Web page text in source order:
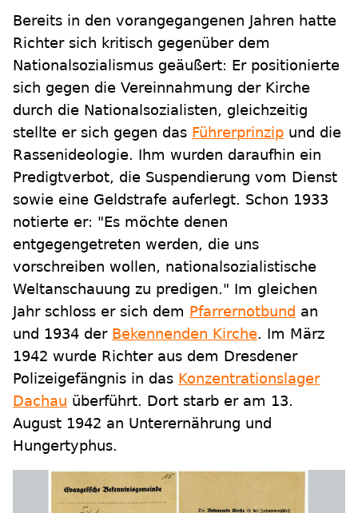
Bereits in den vorangegangenen Jahren hatte
Richter sich kritisch gegenüber dem
Nationalsozialismus geäußert: Er positionierte
sich gegen die Vereinnahmung der Kirche
durch die Nationalsozialisten, gleichzeitig
stellte er sich gegen das Führerprinzip und die
Rassenideologie. Ihm wurden daraufhin ein
Predigtverbot, die Suspendierung vom Dienst
sowie eine Geldstrafe auferlegt. Schon 1933
notierte er: "Es möchte denen
entgegengetreten werden, die uns
vorschreiben wollen, nationalsozialistische
Weltanschauung zu predigen." Im gleichen
Jahr schloss er sich dem Pfarrernotbund an
und 1934 der Bekennenden Kirche. Im März
1942 wurde Richter aus dem Dresdener
Polizeigefängnis in das Konzentrationslager
Dachau überführt. Dort starb er am 13.
August 1942 an Unterernährung und
Hungertyphus.